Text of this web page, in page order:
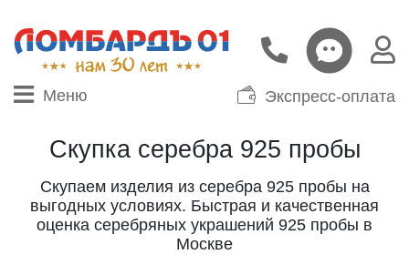
Меню Экспресс-оплата
Скупка серебра 925 пробы
Скупаем изделия из серебра 925 пробы на
выгодных условиях. Быстрая и качественная
оценка серебряных украшений 925 пробы в
Москве